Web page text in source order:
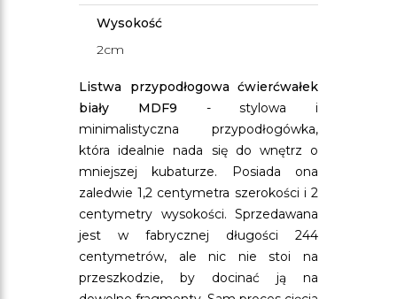
Wysokość
2cm
Listwa przypodłogowa ćwierćwałek
biały MDF9 - stylowa i
minimalistyczna przypodłogówka,
która idealnie nada się do wnętrz o
mniejszej kubaturze. Posiada ona
zaledwie 1,2 centymetra szerokości i 2
centymetry wysokości. Sprzedawana
jest w fabrycznej długości 244
centymetrów, ale nic nie stoi na
przeszkodzie, by docinać ją na